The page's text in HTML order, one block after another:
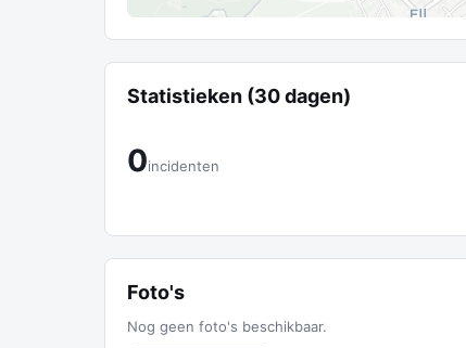
Statistieken (30 dagen)
0incidenten
Foto's
Nog geen foto's beschikbaar.